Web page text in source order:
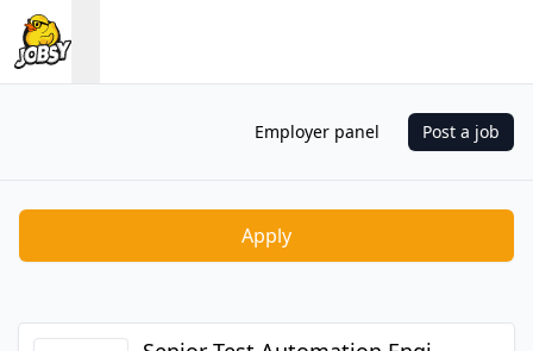
Employer panel Post a job
Apply